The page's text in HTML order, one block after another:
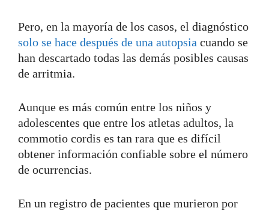
Pero, en la mayoría de los casos, el diagnóstico
solo se hace después de una autopsia cuando se
han descartado todas las demás posibles causas
de arritmia.
Aunque es más común entre los niños y
adolescentes que entre los atletas adultos, la
commotio cordis es tan rara que es difícil
obtener información confiable sobre el número
de ocurrencias.
En un registro de pacientes que murieron por